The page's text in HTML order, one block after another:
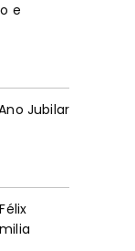
e
Jubilar